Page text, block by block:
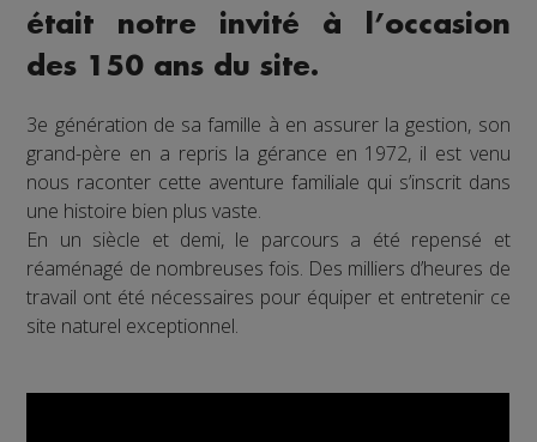
était notre invité à l’occasion
des 150 ans du site.
3e génération de sa famille à en assurer la gestion, son
grand-père en a repris la gérance en 1972, il est venu
nous raconter cette aventure familiale qui s’inscrit dans
une histoire bien plus vaste.
En un siècle et demi, le parcours a été repensé et
réaménagé de nombreuses fois. Des milliers d’heures de
travail ont été nécessaires pour équiper et entretenir ce
site naturel exceptionnel.